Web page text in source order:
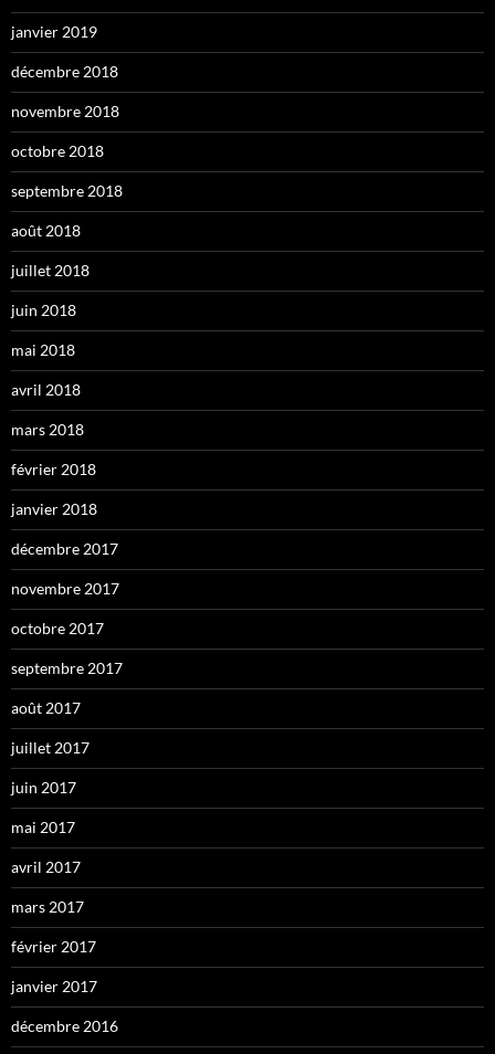
janvier 2019
décembre 2018
novembre 2018
octobre 2018
septembre 2018
août 2018
juillet 2018
juin 2018
mai 2018
avril 2018
mars 2018
février 2018
janvier 2018
décembre 2017
novembre 2017
octobre 2017
septembre 2017
août 2017
juillet 2017
juin 2017
mai 2017
avril 2017
mars 2017
février 2017
janvier 2017
décembre 2016